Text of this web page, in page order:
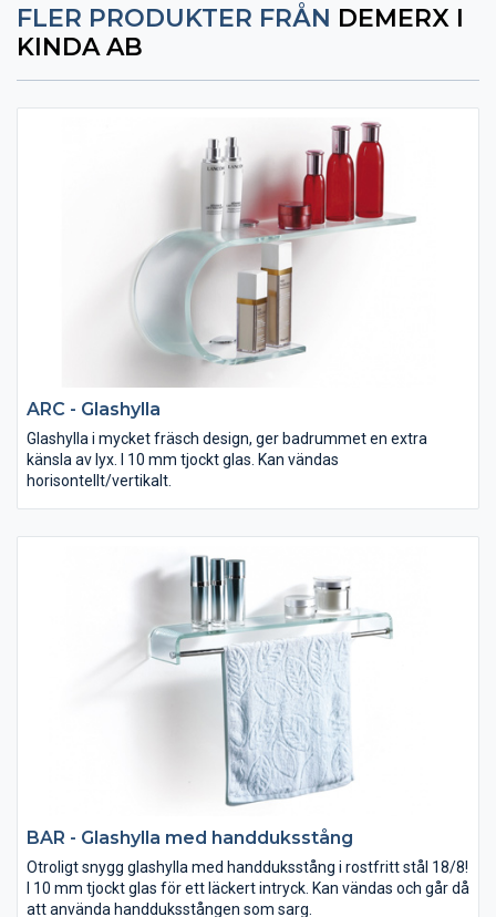
FLER PRODUKTER FRÅN DEMERX I
KINDA AB
ARC - Glashylla
Glashylla i mycket fräsch design, ger badrummet en extra
känsla av lyx. I 10 mm tjockt glas. Kan vändas
horisontellt/vertikalt.
BAR - Glashylla med handduksstång
Otroligt snygg glashylla med handduksstång i rostfritt stål 18/8!
I 10 mm tjockt glas för ett läckert intryck. Kan vändas och går då
att använda handduksstången som sarg.